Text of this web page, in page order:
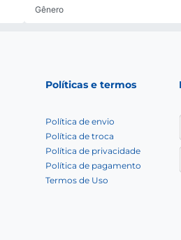
Políticas e termos
Política de envio
Política de troca
Política de privacidade
Política de pagamento
Termos de Uso